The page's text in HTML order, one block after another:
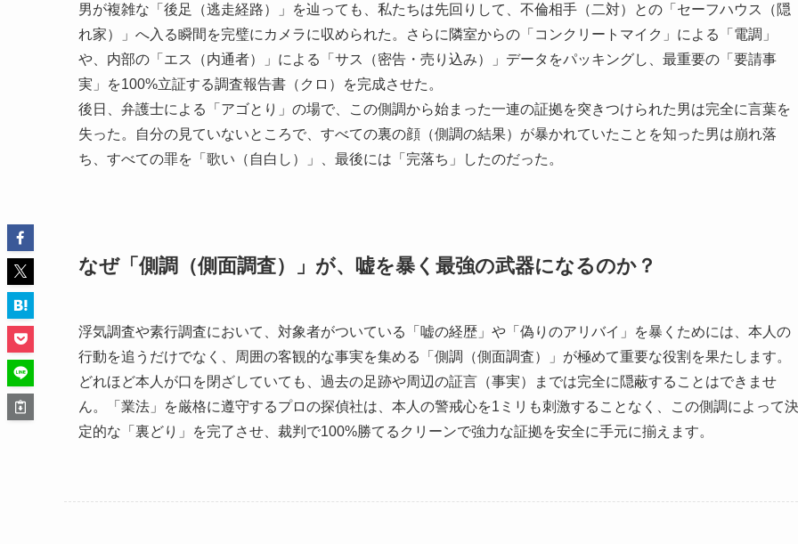
男が複雑な「後足（逃走経路）」を辿っても、私たちは先回りして、不倫相手（二対）との「セーフハウス（隠
れ家）」へ入る瞬間を完璧にカメラに収められた。さらに隣室からの「コンクリートマイク」による「電調」
や、内部の「エス（内通者）」による「サス（密告・売り込み）」データをパッキングし、最重要の「要請事
実」を100%立証する調査報告書（クロ）を完成させた。
後日、弁護士による「アゴとり」の場で、この側調から始まった一連の証拠を突きつけられた男は完全に言葉を
失った。自分の見ていないところで、すべての裏の顔（側調の結果）が暴かれていたことを知った男は崩れ落
ち、すべての罪を「歌い（自白し）」、最後には「完落ち」したのだった。
なぜ「側調（側面調査）」が、嘘を暴く最強の武器になるのか？
浮気調査や素行調査において、対象者がついている「嘘の経歴」や「偽りのアリバイ」を暴くためには、本人の
行動を追うだけでなく、周囲の客観的な事実を集める「側調（側面調査）」が極めて重要な役割を果たします。
どれほど本人が口を閉ざしていても、過去の足跡や周辺の証言（事実）までは完全に隠蔽することはできませ
ん。「業法」を厳格に遵守するプロの探偵社は、本人の警戒心を1ミリも刺激することなく、この側調によって決
定的な「裏どり」を完了させ、裁判で100%勝てるクリーンで強力な証拠を安全に手元に揃えます。